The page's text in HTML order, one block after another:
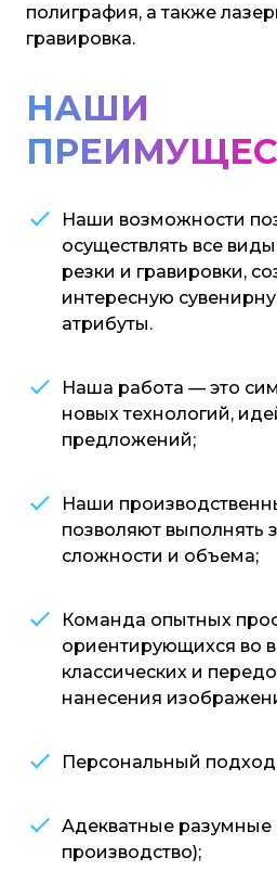
полиграфия, а также
гравировка.
НАШИ
Наши возможности
осуществлять все
резки и гравировки,
интересную
атрибуты.
Наша работа — это
новых технологий,
предложений;
Наши
позволяют выполнять
сложности и объема;
Команда опытных
ориентирующихся во
классических и
нанесения
Персональный подход
Адекватные разумные
производство);